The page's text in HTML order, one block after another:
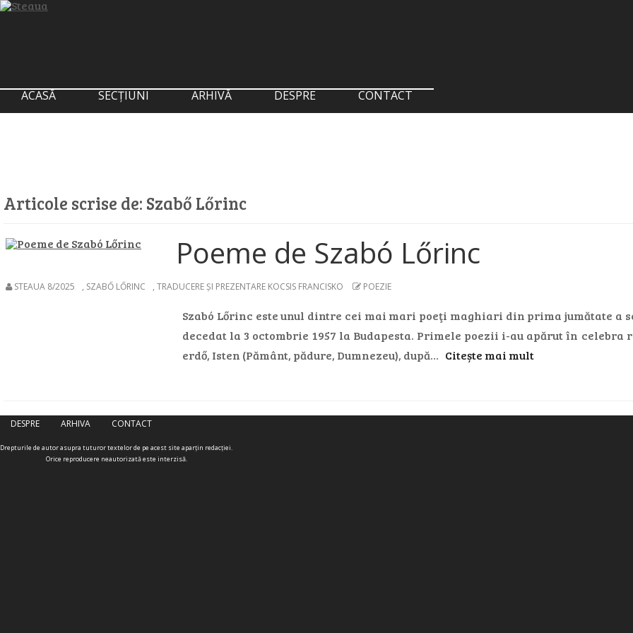
ACASĂ SECȚIUNI ARHIVĂ DESPRE CONTACT
Articole scrise de: Szabő Lőrinc
Poeme de Szabó Lőrinc
STEAUA 8/2025 , SZABŐ LŐRINC , TRADUCERE ȘI PREZENTARE KOCSIS FRANCISKO POEZIE
Szabó Lőrinc este unul dintre cei mai mari poeţi maghiari din prima jumătate a
decedat la 3 octombrie 1957 la Budapesta. Primele poezii i-au apărut în celebra
erdő, Isten (Pământ, pădure, Dumnezeu), după… Citește mai mult
DESPRE ARHIVA CONTACT
Drepturile de autor asupra tuturor textelor de pe acest site aparţin redacţiei.
Orice reproducere neautorizată este interzisă.